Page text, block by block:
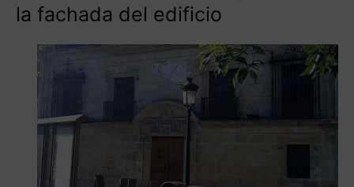
la fachada del edificio